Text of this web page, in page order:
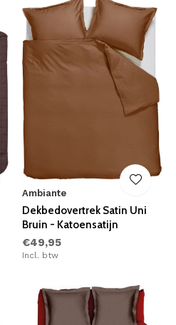
Ambiante
Dekbedovertrek Satin Uni
Bruin - Katoensatijn
€49,95
Incl. btw